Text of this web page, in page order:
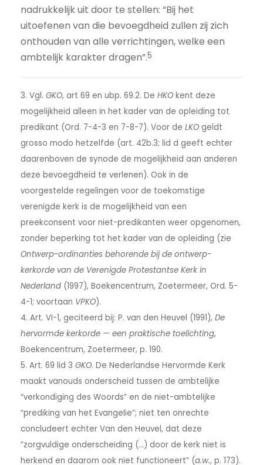
nadrukkelijk uit door te stellen: “Bij het
uitoefenen van die bevoegdheid zullen zij zich
onthouden van alle verrichtingen, welke een
ambtelijk karakter dragen”.5
3. Vgl. GKO, art 69 en ubp. 69.2. De HKO kent deze
mogelijkheid alleen in het kader van de opleiding tot
predikant (Ord. 7-4-3 en 7-8-7). Voor de LKO geldt
grosso modo hetzelfde (art. 42b.3; lid d geeft echter
daarenboven de synode de mogelijkheid aan anderen
deze bevoegdheid te verlenen). Ook in de
voorgestelde regelingen voor de toekomstige
verenigde kerk is de mogelijkheid van een
preekconsent voor niet-predikanten weer opgenomen,
zonder beperking tot het kader van de opleiding (zie
Ontwerp-ordinanties behorende bij de ontwerp-
kerkorde van de Verenigde Protestantse Kerk in
Nederland (1997), Boekencentrum, Zoetermeer, Ord. 5-
4-1; voortaan VPKO).
4. Art. VI-1, geciteerd bij: P. van den Heuvel (1991), De
hervormde kerkorde — een praktische toelichting,
Boekencentrum, Zoetermeer, p. 190.
5. Art. 69 lid 3 GKO. De Nederlandse Hervormde Kerk
maakt vanouds onderscheid tussen de ambtelijke
“verkondiging des Woords” en de niet-ambtelijke
“prediking van het Evangelie”; niet ten onrechte
concludeert echter Van den Heuvel, dat deze
“zorgvuldige onderscheiding (...) door de kerk niet is
herkend en daarom ook niet functioneert” (a.w., p. 173).